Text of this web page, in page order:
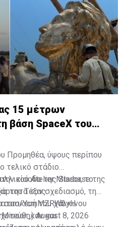
15 μέτρων
βάση SpaceX του
Προμηθέα, ύψους περίπου
τελικό στάδιο
είσοδο της Starbase της
του Τέξας.
Atelier Missor, το
τον σχεδιασμό, τη
του χάλκινου
και
YcmMZRWbyH
August 8, 2026